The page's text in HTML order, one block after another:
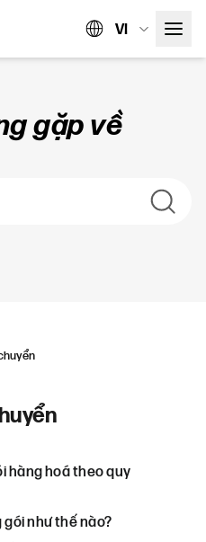
VI
gặp về
hàng hoá theo quy
như thế nào?